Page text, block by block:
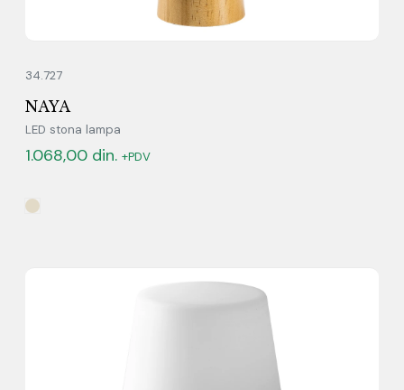
34.727
NAYA
LED stona lampa
1.068,00 din. +PDV